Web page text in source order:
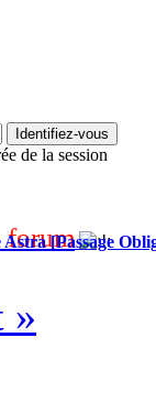
de la session
forum
Astra [Passage
»